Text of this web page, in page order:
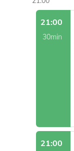
21:00
30min
21:00